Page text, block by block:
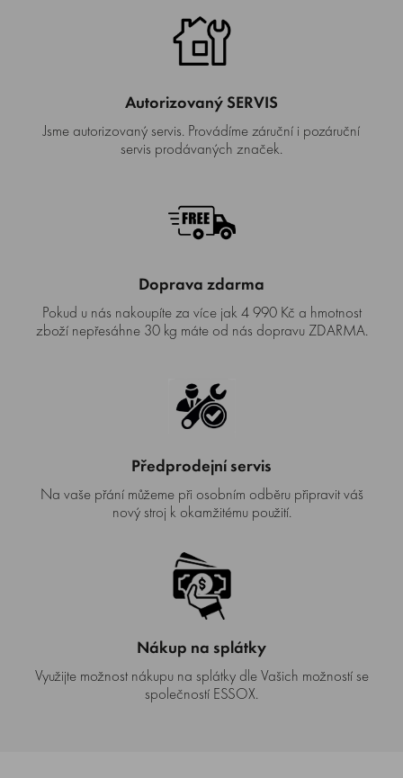
Autorizovaný SERVIS
Jsme autorizovaný servis. Provádíme záruční i pozáruční
servis prodávaných značek.
Doprava zdarma
Pokud u nás nakoupíte za více jak 4 990 Kč a hmotnost
zboží nepřesáhne 30 kg máte od nás dopravu ZDARMA.
Předprodejní servis
Na vaše přání můžeme při osobním odběru připravit váš
nový stroj k okamžitému použití.
Nákup na splátky
Využijte možnost nákupu na splátky dle Vašich možností se
společností ESSOX.